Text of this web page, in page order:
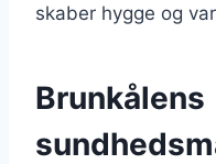
skaber hygge og
Brunkålens